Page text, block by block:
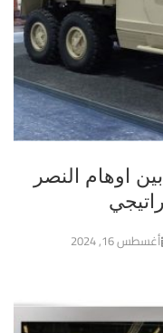
اوهام النصر
أغسطس 16, 2024